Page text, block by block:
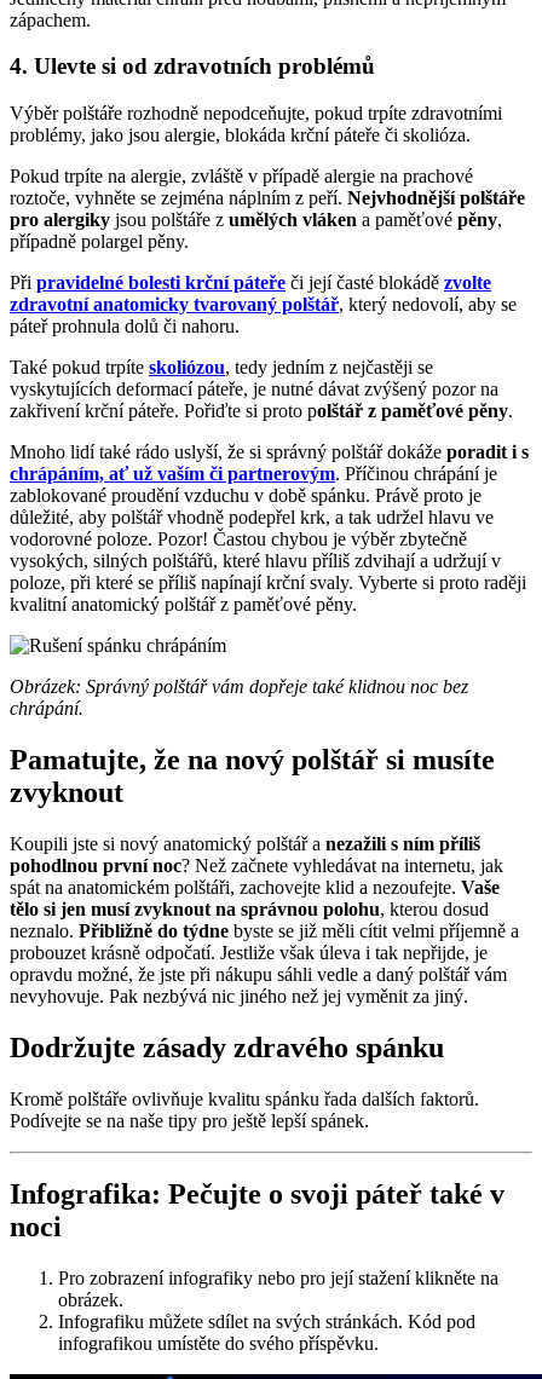
zápachem.
4. Ulevte si od zdravotních problémů
Výběr polštáře rozhodně nepodceňujte, pokud trpíte zdravotními
problémy, jako jsou alergie, blokáda krční páteře či skolióza.
Pokud trpíte na alergie, zvláště v případě alergie na prachové
roztoče, vyhněte se zejména náplním z peří. Nejvhodnější polštáře
pro alergiky jsou polštáře z umělých vláken a paměťové pěny,
případně polargel pěny.
Při pravidelné bolesti krční páteře či její časté blokádě zvolte
zdravotní anatomicky tvarovaný polštář, který nedovolí, aby se
páteř prohnula dolů či nahoru.
Také pokud trpíte skoliózou, tedy jedním z nejčastěji se
vyskytujících deformací páteře, je nutné dávat zvýšený pozor na
zakřivení krční páteře. Pořiďte si proto polštář z paměťové pěny.
Mnoho lidí také rádo uslyší, že si správný polštář dokáže poradit i s
chrápáním, ať už vaším či partnerovým. Příčinou chrápání je
zablokované proudění vzduchu v době spánku. Právě proto je
důležité, aby polštář vhodně podepřel krk, a tak udržel hlavu ve
vodorovné poloze. Pozor! Častou chybou je výběr zbytečně
vysokých, silných polštářů, které hlavu příliš zdvihají a udržují v
poloze, při které se příliš napínají krční svaly. Vyberte si proto raději
kvalitní anatomický polštář z paměťové pěny.
Obrázek: Správný polštář vám dopřeje také klidnou noc bez
chrápání.
Pamatujte, že na nový polštář si musíte
zvyknout
Koupili jste si nový anatomický polštář a nezažili s ním příliš
pohodlnou první noc? Než začnete vyhledávat na internetu, jak
spát na anatomickém polštáři, zachovejte klid a nezoufejte. Vaše
tělo si jen musí zvyknout na správnou polohu, kterou dosud
neznalo. Přibližně do týdne byste se již měli cítit velmi příjemně a
probouzet krásně odpočatí. Jestliže však úleva i tak nepřijde, je
opravdu možné, že jste při nákupu sáhli vedle a daný polštář vám
nevyhovuje. Pak nezbývá nic jiného než jej vyměnit za jiný.
Dodržujte zásady zdravého spánku
Kromě polštáře ovlivňuje kvalitu spánku řada dalších faktorů.
Podívejte se na naše tipy pro ještě lepší spánek.
Infografika: Pečujte o svoji páteř také v
noci
Pro zobrazení infografiky nebo pro její stažení klikněte na
obrázek.
Infografiku můžete sdílet na svých stránkách. Kód pod
infografikou umístěte do svého příspěvku.